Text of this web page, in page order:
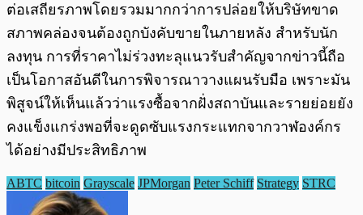
ต่อเสถียรภาพโดยรวมมากกว่าการปล่อยให้บริษัทขาด
สภาพคล่องจนต้องถูกบังคับขายในภายหลัง สำหรับนัก
ลงทุน การที่ราคาไม่ร่วงทะลุแนวรับสำคัญจากข่าวนี้ถือ
เป็นโอกาสอันดีในการพิจารณาวางแผนรับมือ เพราะมัน
พิสูจน์ให้เห็นแล้วว่าแรงซื้อจากฝั่งสถาบันและรายย่อยยัง
คงแข็งแกร่งพอที่จะดูดซับแรงกระแทกจากวาฬองค์กร
ได้อย่างมีประสิทธิภาพ
ABTC bitcoin Grayscale JPMorgan Peter Schiff Strategy STRC